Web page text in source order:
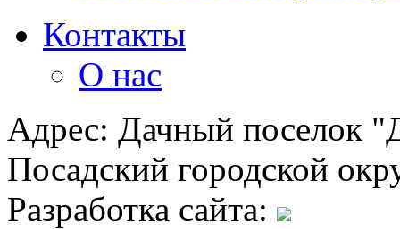
Контакты
О нас
Адрес: Дачный поселок
Посадский городской
Разработка сайта: